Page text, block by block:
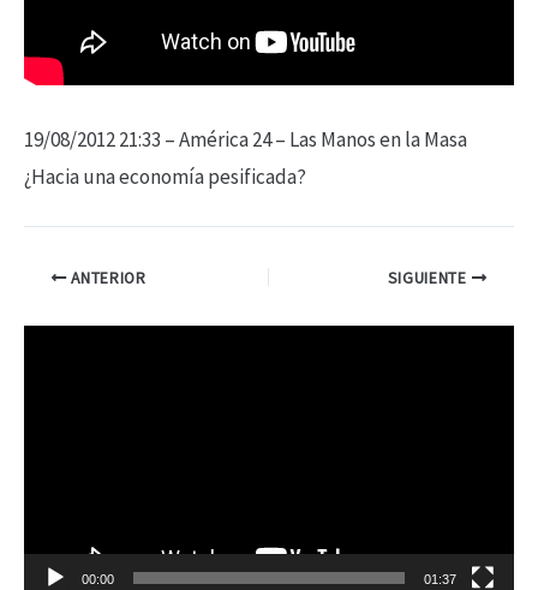
19/08/2012 21:33 – América 24 – Las Manos en la Masa
¿Hacia una economía pesificada?
ANTERIOR SIGUIENTE
d
00:00 01:37